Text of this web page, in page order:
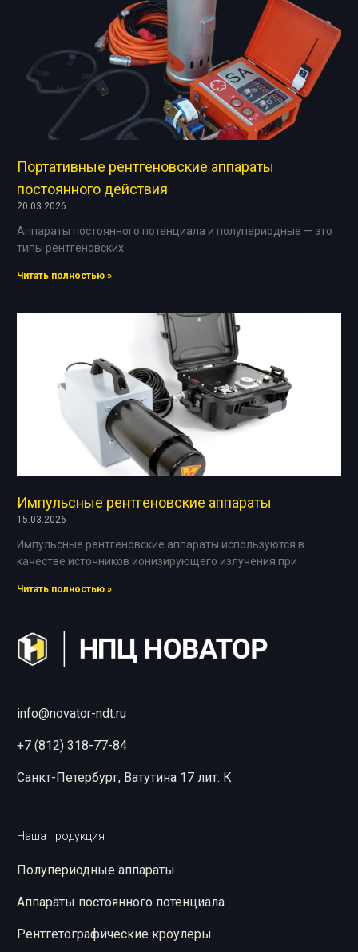
Портативные рентгеновские аппараты
постоянного действия
20.03.2026
Аппараты постоянного потенциала и полупериодные — это
типы рентгеновских
Читать полностью »
Импульсные рентгеновские аппараты
15.03.2026
Импульсные рентгеновские аппараты используются в
качестве источников ионизирующего излучения при
Читать полностью »
info@novator-ndt.ru
+7 (812) 318-77-84
Санкт-Петербург, Ватутина 17 лит. К
Наша продукция
Полупериодные аппараты
Аппараты постоянного потенциала
Рентгетографические кроулеры